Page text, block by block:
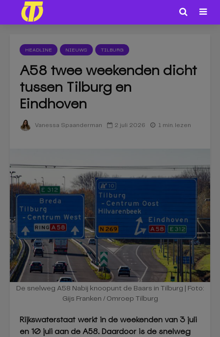
HEADLINE NIEUWS TILBURG
A58 twee weekenden dicht
tussen Tilburg en
Eindhoven
Vanessa Spaanderman 2 juli 2026 1 min. lezen
De snelweg A58 Nabij knoopunt de Baars in Tilburg | Foto:
Gijs Franken / Omroep Tilburg
Rijkswaterstaat werkt in de weekenden van 3 juli
en 10 juli aan de A58. Daardoor is de snelweg